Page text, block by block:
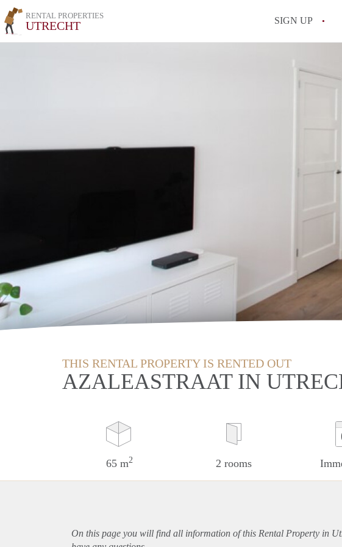
RENTAL PROPERTIES
UTRECHT SIGN UP
THIS RENTAL PROPERTY IS RENTED OUT
AZALEASTRAAT IN
65 m2 2 rooms
On this page you will find all information of this Rental Property in